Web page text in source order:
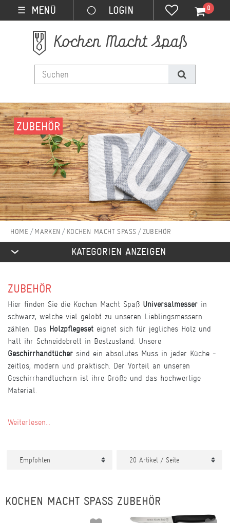
☰ MENÜ 0
ZUBEHÖR
MARKEN KOCHEN MACHT SPASS ZUBEHÖR
KATEGORIEN ANZEIGEN
ZUBEHÖR
Hier finden Sie die Kochen Macht Spaß Universalmesser in
schwarz, welche viel gelobt zu unseren Lieblingsmessern
zählen. Das Holzpflegeset eignet sich für jegliches Holz und
hält ihr Schneidebrett in Bestzustand. Unsere
Geschirrhandtücher sind ein absolutes Muss in jeder Küche -
zeitlos, modern und praktisch. Der Vorteil an unseren
Geschirrhandtüchern ist ihre Größe und das hochwertige
Material.
Weiterlesen...
KOCHEN MACHT SPASS ZUBEHÖR